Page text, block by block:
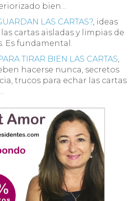
bien…
LAS CARTAS?, ideas
cartas aisladas y limpias de
Es fundamental.
TIRAR BIEN LAS CARTAS,
hacerse nunca, secretos
trucos para echar las cartas